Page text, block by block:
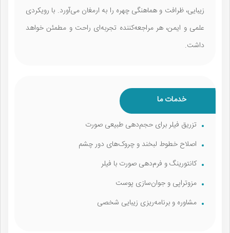
زیبایی، ظرافت و هماهنگی چهره را به ارمغان می‌آورد. با رویکردی
علمی و ایمن، هر مراجعه‌کننده تجربه‌ای راحت و مطمئن خواهد
داشت.
خدمات ما
تزریق فیلر برای حجم‌دهی طبیعی صورت
اصلاح خطوط لبخند و چروک‌های دور چشم
کانتورینگ و فرم‌دهی صورت با فیلر
مزوتراپی و جوان‌سازی پوست
مشاوره و برنامه‌ریزی زیبایی شخصی